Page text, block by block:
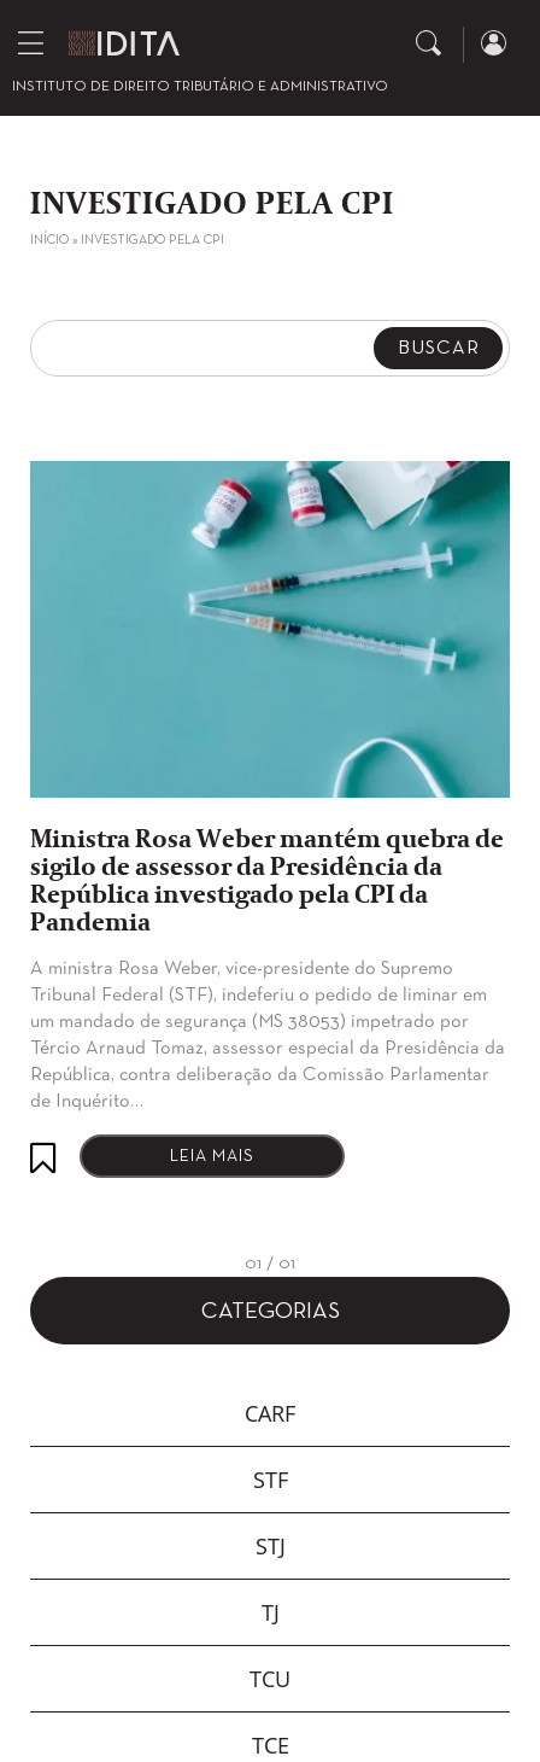
INSTITUTO DE DIREITO TRIBUTÁRIO E ADMINISTRATIVO
INVESTIGADO PELA CPI
INÍCIO » INVESTIGADO PELA CPI
Ministra Rosa Weber mantém quebra de
sigilo de assessor da Presidência da
República investigado pela CPI da
Pandemia
A ministra Rosa Weber, vice-presidente do Supremo
Tribunal Federal (STF), indeferiu o pedido de liminar em
um mandado de segurança (MS 38053) impetrado por
Tércio Arnaud Tomaz, assessor especial da Presidência da
República, contra deliberação da Comissão Parlamentar
de Inquérito…
LEIA MAIS
01 / 01
CATEGORIAS
CARF
STF
STJ
TJ
TCU
TCE